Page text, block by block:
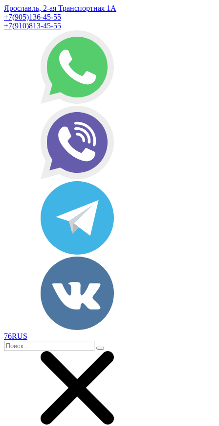
Ярославль, 2-ая Транспортная 1А
+7(905)136-45-55
+7(910)813-45-55
76RUS